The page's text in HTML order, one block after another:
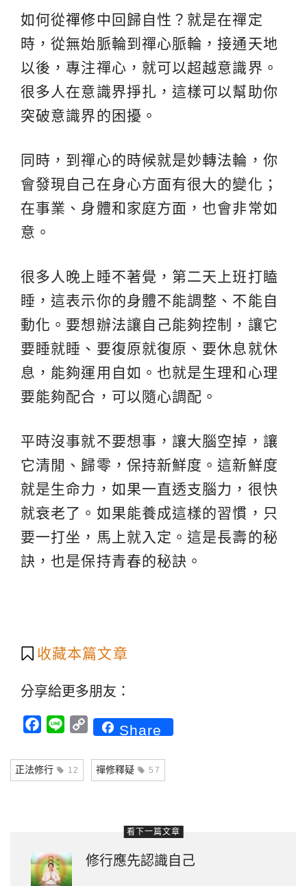
如何從禪修中回歸自性？就是在禪定
時，從無始脈輪到禪心脈輪，接通天地
以後，專注禪心，就可以超越意識界。
很多人在意識界掙扎，這樣可以幫助你
突破意識界的困擾。
同時，到禪心的時候就是妙轉法輪，你
會發現自己在身心方面有很大的變化；
在事業、身體和家庭方面，也會非常如
意。
很多人晚上睡不著覺，第二天上班打瞌
睡，這表示你的身體不能調整、不能自
動化。要想辦法讓自己能夠控制，讓它
要睡就睡、要復原就復原、要休息就休
息，能夠運用自如。也就是生理和心理
要能夠配合，可以隨心調配。
平時沒事就不要想事，讓大腦空掉，讓
它清閒、歸零，保持新鮮度。這新鮮度
就是生命力，如果一直透支腦力，很快
就衰老了。如果能養成這樣的習慣，只
要一打坐，馬上就入定。這是長壽的秘
訣，也是保持青春的秘訣。
收藏本篇文章
分享給更多朋友：
Facebook
Line CopyShare
正法修行 12 禪修釋疑 57
看下一篇文章
修行應先認識自己